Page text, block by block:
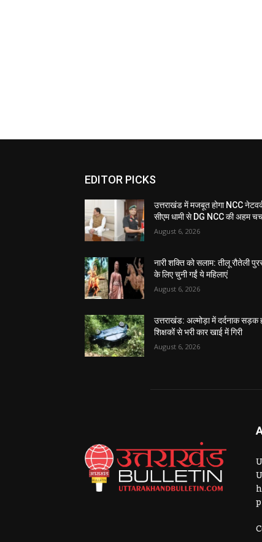
EDITOR PICKS
उत्तराखंड में मजबूत होगा NCC
सीएम धामी से DG NCC की अहम
August 6, 2026
नारी शक्ति को सलाम: तीलू रौतेली
के लिए चुनी गईं ये महिलाएं
August 6, 2026
उत्तराखंड: अल्मोड़ा में दर्दनाक सड़क
शिक्षकों से भरी कार खाई में गिरी
August 6, 2026